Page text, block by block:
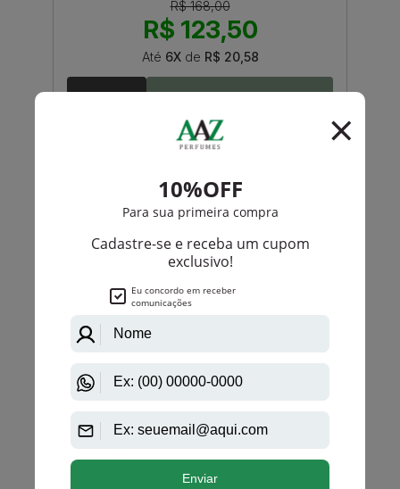
R$ 168,00
R$ 123,50
Até 6Xde R$ 20,58
Outerspace Invasion Linn Young Eau De Parfum
Feminino